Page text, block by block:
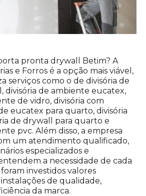
pronta drywall Betim? A
e Forros é a opção mais viável,
serviços como o de divisória de
divisória de ambiente eucatex,
de vidro, divisória com
eucatex para quarto, divisória
de drywall para quarto e
pvc. Além disso, a empresa
um atendimento qualificado,
especializados e
a necessidade de cada
investidos valores
de qualidade,
da marca.